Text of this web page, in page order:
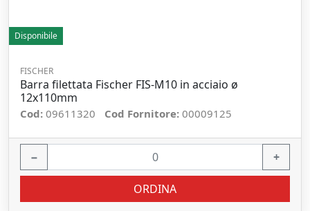
Disponibile
FISCHER
Barra filettata Fischer FIS-M10 in acciaio ø
12x110mm
Cod: 09611320 Cod Fornitore: 00009125
− +
ORDINA